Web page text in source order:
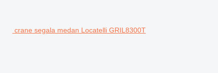
crane segala medan Locatelli GRIL8300T